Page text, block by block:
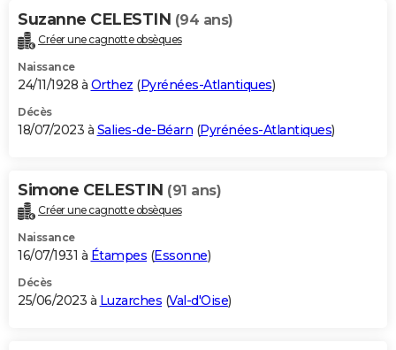
Suzanne CELESTIN (94 ans)
Créer une cagnotte obsèques
Naissance
24/11/1928 à Orthez (Pyrénées-Atlantiques)
Décès
18/07/2023 à Salies-de-Béarn (Pyrénées-Atlantiques)
Simone CELESTIN (91 ans)
Créer une cagnotte obsèques
Naissance
16/07/1931 à Étampes (Essonne)
Décès
25/06/2023 à Luzarches (Val-d'Oise)